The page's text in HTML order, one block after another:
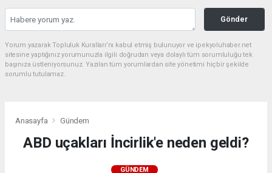
Gönder
Yorum yazarak Topluluk Kuralları’nı kabul etmiş bulunuyor ve ipekyoluhaber.net
sitesine yaptığınız yorumunuzla ilgili doğrudan veya dolaylı tüm sorumluluğu tek
başınıza üstleniyorsunuz. Yazılan tüm yorumlardan site yönetimi hiçbir şekilde
sorumlu tutulamaz.
Anasayfa Gündem
ABD uçakları İncirlik'e neden geldi?
GÜNDEM